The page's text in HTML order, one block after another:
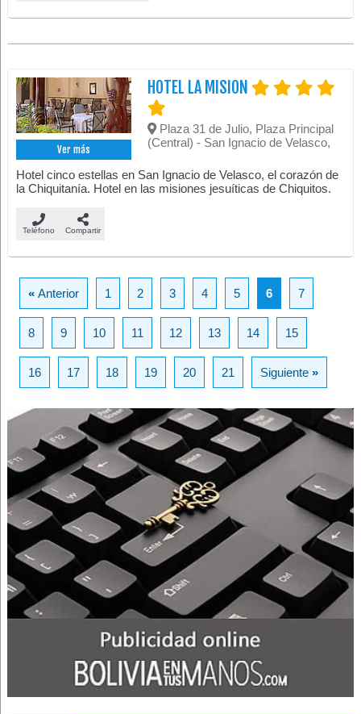
Ver más
HOTEL LA MISION
Plaza 31 de Julio, Plaza Principal
(Central) - San Ignacio de Velasco,
Hotel cinco estellas en San Ignacio de Velasco, el corazón de
la Chiquitanía. Hotel en las misiones jesuíticas de Chiquitos.
Teléfono Compartir
«Anterior 1 2 3 4 5 6 7
8 9 10 11 12 13 14 15
16 17 18 19 20 21 Siguiente»